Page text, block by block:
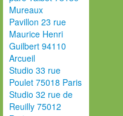
Mureaux
Pavillon 23 rue
Maurice Henri
Guilbert 94110
Arcueil
Studio 33 rue
Poulet 75018 Paris
Studio 32 rue de
Reuilly 75012